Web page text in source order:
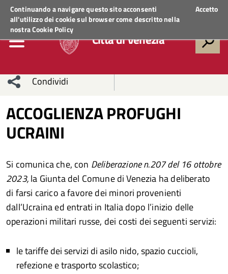
Continuando a navigare questo sito acconsenti
all'utilizzo dei cookie sul browser come descritto nella
nostraCookie Policy
Accetto
Regione VenetoACCEDI AI SERVIZI
Città di Venezia
Condividi
sui social
network
Condividi
Condividi
Facebook
su
Twitter
Condividi
su
Facebook
Condividi
su
Whatsapp
ACCOGLIENZA PROFUGHI
UCRAINI
Si comunica che, con Deliberazione n.207 del 16 ottobre
2023,la Giunta del Comune di Venezia ha deliberato
di farsi carico a favore dei minori provenienti
dall’Ucraina ed entrati in Italia dopo l’inizio delle
operazioni militari russe, dei costi dei seguenti servizi:
le tariffe dei servizi di asilo nido, spazio cuccioli,
refezione e trasporto scolastico;